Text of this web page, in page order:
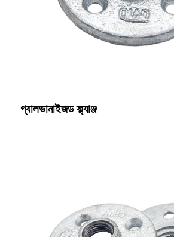
গ্যালভানাইজড ফ্ল্যাঞ্জ